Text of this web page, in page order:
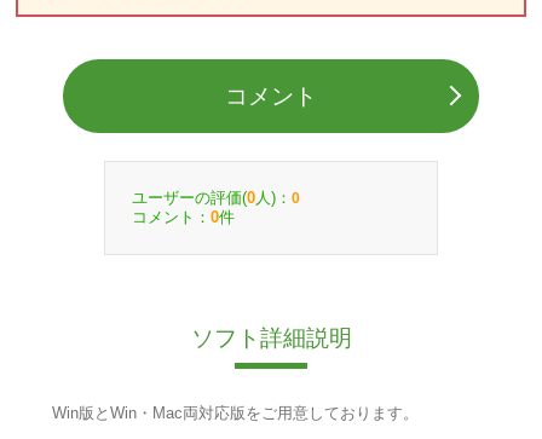
コメント
ユーザーの評価(0 人)： 0
コメント： 0件
ソフト詳細説明
Win版とWin・Mac両対応版をご用意しております。